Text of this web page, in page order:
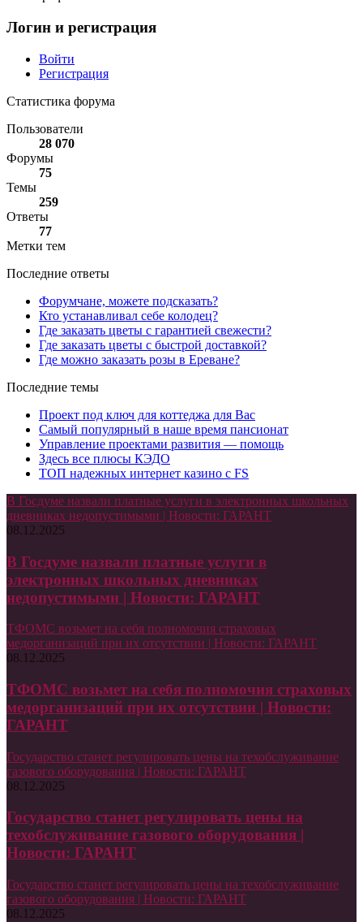
Логин и регистрация
Войти
Регистрация
Статистика форума
Пользователи
28 070
Форумы
75
Темы
259
Ответы
77
Метки тем
Последние ответы
Форумчане, можете подсказать?
Кто устанавливал себе колодец?
Где заказать цветы с гарантией свежести?
Где заказать цветы с быстрой доставкой?
Где можно заказать розы в Ереване?
Последние темы
Проект под ключ для коттеджа для Вас
Самый популярный в наше время пансионат
Управление проектами развития — помощь
Здесь все плюсы КЭДО
ТОП надежных интернет казино с FS
В Госдуме назвали платные услуги в электронных школьных
дневниках недопустимыми | Новости: ГАРАНТ
08.12.2025
В Госдуме назвали платные услуги в
электронных школьных дневниках
недопустимыми | Новости: ГАРАНТ
ТФОМС возьмет на себя полномочия страховых
медорганизаций при их отсутствии | Новости: ГАРАНТ
08.12.2025
ТФОМС возьмет на себя полномочия страховых
медорганизаций при их отсутствии | Новости:
ГАРАНТ
Государство станет регулировать цены на техобслуживание
газового оборудования | Новости: ГАРАНТ
08.12.2025
Государство станет регулировать цены на
техобслуживание газового оборудования |
Новости: ГАРАНТ
Государство станет регулировать цены на техобслуживание
газового оборудования | Новости: ГАРАНТ
08.12.2025